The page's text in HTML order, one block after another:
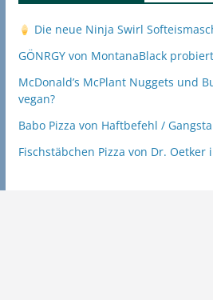
Die neue Ninja Swirl
GÖNRGY von MontanaBlack probiert
McDonald’s McPlant Nuggets und
vegan?
Babo Pizza von Haftbefehl /
Fischstäbchen Pizza von Dr. Oetker